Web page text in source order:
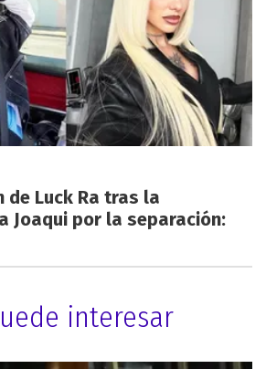
de Luck Ra tras la
Joaqui por la separación:
interesar